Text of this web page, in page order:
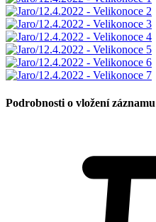
Podrobnosti o vložení záznamu